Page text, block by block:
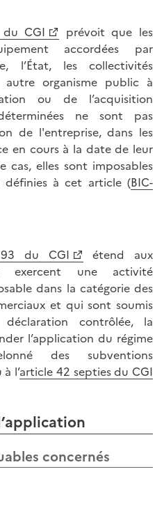
CGI
prévoit que les
accordées par
l’État, les collectivités
organisme public à
ou de l’acquisition
ne sont pas
de l'entreprise, dans les
en cours à la date de leur
cas, elles sont imposables
définies à cet article (BIC-
du CGI
étend aux
exercent une activité
dans la catégorie des
et qui sont soumis
contrôlée, la
l’application du régime
des subventions
l’article 42 septies du CGI
concernés